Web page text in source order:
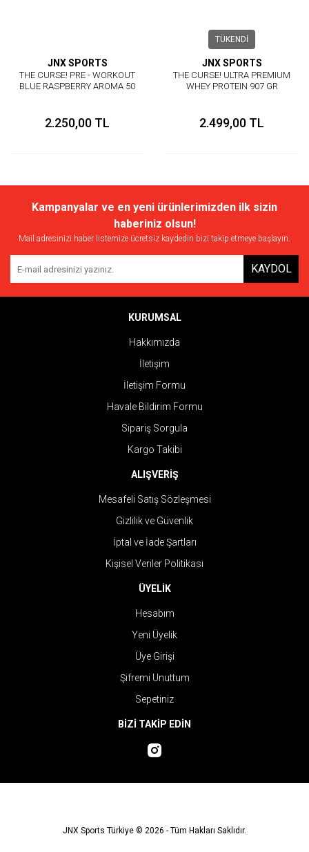
JNX SPORTS
THE CURSE! PRE - WORKOUT
BLUE RASPBERRY AROMA 50
2.250,00 TL
TÜKENDİ
JNX SPORTS
THE CURSE! ULTRA PREMIUM
WHEY PROTEIN 907 GR
2.499,00 TL
Kampanyalar ve en yeni ürünlerimizden ilk sizin
haberiniz olsun!
Mail adresinizi haber listemize ücretsiz kaydedin bizi takip etmeye başlayın.
KAYDOL
KURUMSAL
Hakkımızda
İletişim
İletişim Formu
Havale Bildirim Formu
Sipariş Sorgula
Kargo Takibi
ALIŞVERİŞ
Mesafeli Satış Sözleşmesi
Gizlilik ve Güvenlik
İptal ve İade Şartları
Kişisel Veriler Politikası
ÜYELİK
Hesabım
Yeni Üyelik
Üye Girişi
Şifremi Unuttum
Sepetiniz
BİZİ TAKİP EDİN
JNX Sports Türkiye © 2026 - Tüm Hakları Saklıdır.